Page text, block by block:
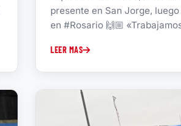
presente en San Jorge,
en #Rosario 🙌🏼
LEER MAS